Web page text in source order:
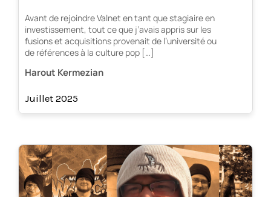
Avant de rejoindre Valnet en tant que stagiaire en
investissement, tout ce que j’avais appris sur les
fusions et acquisitions provenait de l’université ou
de références à la culture pop […]
Harout Kermezian
Juillet 2025